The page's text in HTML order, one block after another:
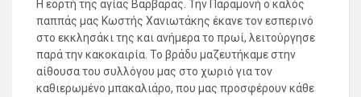
Η εορτή της αγίας Βαρβάρας. Την Παραμονή ο καλός
παππάς μας Κωστής Χανιωτάκης έκανε τον εσπερινό
στο εκκλησάκι της και ανήμερα το πρωί, λειτούργησε
παρά την κακοκαιρία. Το βράδυ μαζευτήκαμε στην
αίθουσα του συλλόγου μας στο χωριό για τον
καθιερωμένο μπακαλιάρο, που μας προσφέρουν κάθε